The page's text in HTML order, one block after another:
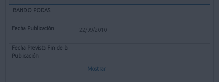
BANDO PODAS
22/09/2010
Mostrar